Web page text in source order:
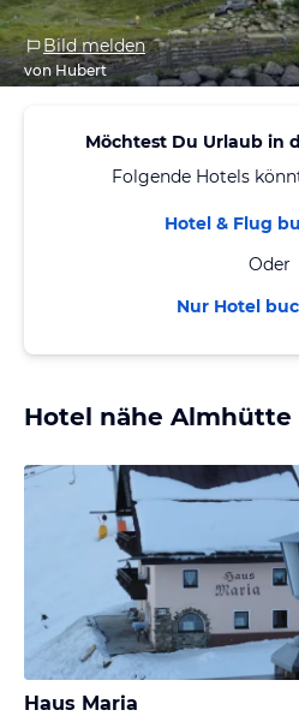
Bild melden
von Hubert
Möchtest Du Urlaub in
Folgende Hotels
Hotel & Flug
Oder
Nur Hotel
Hotel nähe
Haus Maria